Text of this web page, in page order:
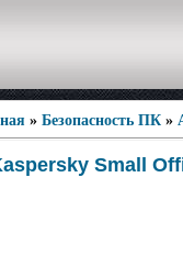
» Безопасность ПК »
Small